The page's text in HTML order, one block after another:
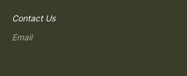
Contact Us
Email